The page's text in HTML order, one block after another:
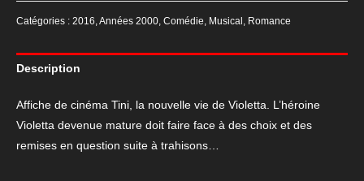
Nouvelle
de
Violetta
40*60
Catégories : 2016 Années 2000 Comédie Musical Romance
Description
Affiche de cinéma Tini, la nouvelle vie de Violetta. L’héroine
Violetta devenue mature doit faire face à des choix et des
remises en question suite à trahisons…